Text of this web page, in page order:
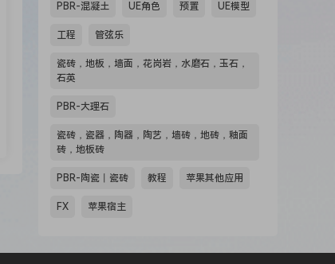
PBR-混凝土 UE角色 预置 UE模型
工程 管弦乐
瓷砖，地板，墙面，花岗岩，水磨石，玉石，
石英
PBR-大理石
瓷砖，瓷器，陶器，陶艺，墙砖，地砖，釉面
砖，地板砖
PBR-陶瓷丨瓷砖 教程 苹果其他应用
FX 苹果宿主